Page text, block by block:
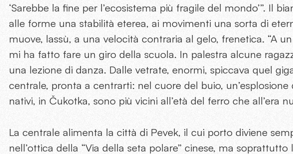
‘Sarebbe la fine per l’ecosistema più fragile del mondo’”. Il
alle forme una stabilità eterea, ai movimenti una sorta di
muove, lassù, a una velocità contraria al gelo, frenetica. “A
mi ha fatto fare un giro della scuola. In palestra alcune
una lezione di danza. Dalle vetrate, enormi, spiccava quel
centrale, pronta a centrarti: nel cuore del buio,
nativi, in Čukotka, sono più vicini all’età del ferro che all’era
La centrale alimenta la città di Pevek, il cui porto diviene
nell’ottica della “Via della seta polare” cinese, ma soprattutto